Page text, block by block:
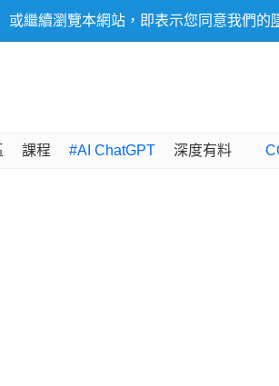
繼續瀏覽本網站，即表示您同意我們的
課程 #AI ChatGPT 深度有料